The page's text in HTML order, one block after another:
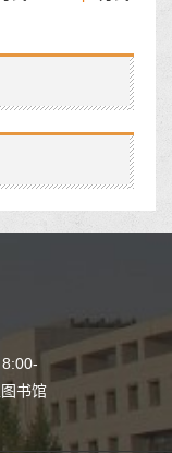
书馆
人工服务时间
22:00（兴隆山